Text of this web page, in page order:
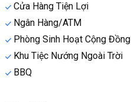
Cửa Hàng Tiện Lợi
Ngân Hàng/ATM
Phòng Sinh Hoạt Cộng Đồng
Khu Tiệc Nướng Ngoài Trời
BBQ